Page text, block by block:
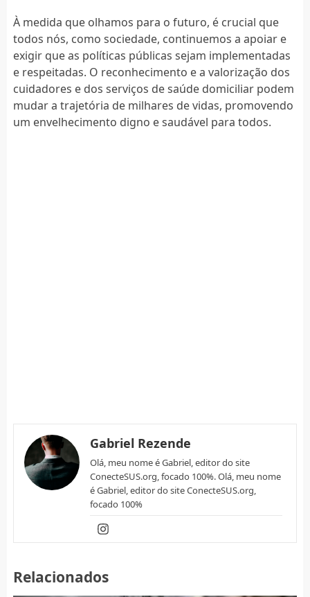
À medida que olhamos para o futuro, é crucial que
todos nós, como sociedade, continuemos a apoiar e
exigir que as políticas públicas sejam implementadas
e respeitadas. O reconhecimento e a valorização dos
cuidadores e dos serviços de saúde domiciliar podem
mudar a trajetória de milhares de vidas, promovendo
um envelhecimento digno e saudável para todos.
Gabriel Rezende
Olá, meu nome é Gabriel, editor do site
ConecteSUS.org, focado 100%. Olá, meu nome
é Gabriel, editor do site ConecteSUS.org,
focado 100%
Relacionados